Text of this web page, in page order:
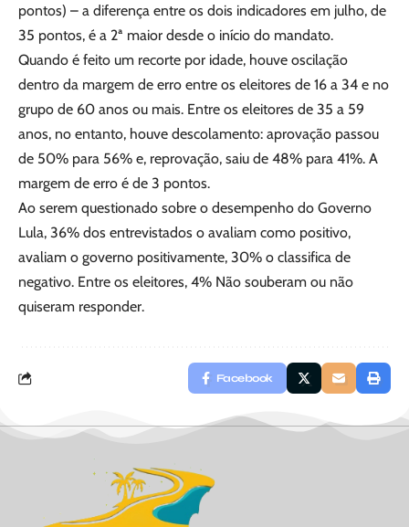
pontos) – a diferença entre os dois indicadores em julho, de
35 pontos, é a 2ª maior desde o início do mandato.
Quando é feito um recorte por idade, houve oscilação
dentro da margem de erro entre os eleitores de 16 a 34 e no
grupo de 60 anos ou mais. Entre os eleitores de 35 a 59
anos, no entanto, houve descolamento: aprovação passou
de 50% para 56% e, reprovação, saiu de 48% para 41%. A
margem de erro é de 3 pontos.
Ao serem questionado sobre o desempenho do Governo
Lula, 36% dos entrevistados o avaliam como positivo,
avaliam o governo positivamente, 30% o classifica de
negativo. Entre os eleitores, 4% Não souberam ou não
quiseram responder.
Facebook